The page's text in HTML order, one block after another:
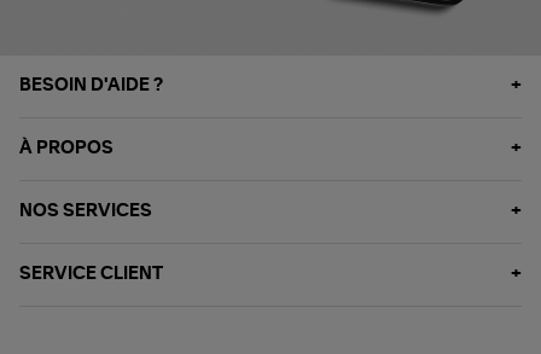
BESOIN D'AIDE ?
À PROPOS
NOS SERVICES
SERVICE CLIENT